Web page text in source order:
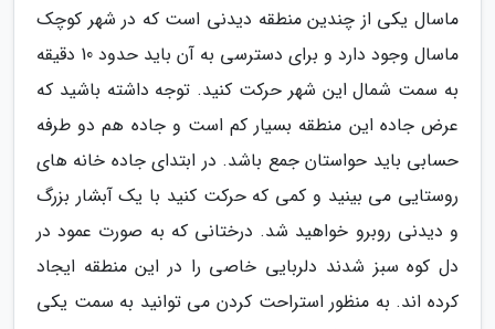
ماسال یکی از چندین منطقه دیدنی است که در شهر کوچک
ماسال وجود دارد و برای دسترسی به آن باید حدود 10 دقیقه
به سمت شمال این شهر حرکت کنید. توجه داشته باشید که
عرض جاده این منطقه بسیار کم است و جاده هم دو طرفه
حسابی باید حواستان جمع باشد. در ابتدای جاده خانه های
روستایی می بینید و کمی که حرکت کنید با یک آبشار بزرگ
و دیدنی روبرو خواهید شد. درختانی که به صورت عمود در
دل کوه سبز شدند دلربایی خاصی را در این منطقه ایجاد
کرده اند. به منظور استراحت کردن می توانید به سمت یکی